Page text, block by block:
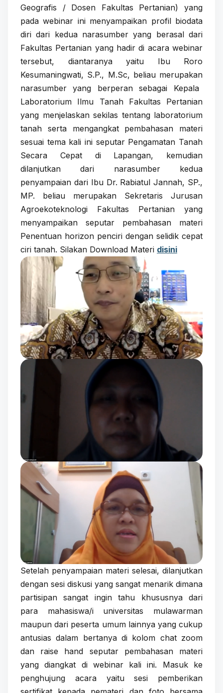
Geografis / Dosen Fakultas Pertanian) yang
pada webinar ini menyampaikan profil biodata
diri dari kedua narasumber yang berasal dari
Fakultas Pertanian yang hadir di acara webinar
tersebut, diantaranya yaitu Ibu Roro
Kesumaningwati, S.P., M.Sc, beliau merupakan
narasumber yang berperan sebagai Kepala
Laboratorium Ilmu Tanah Fakultas Pertanian
yang menjelaskan sekilas tentang laboratorium
tanah serta mengangkat pembahasan materi
sesuai tema kali ini seputar Pengamatan Tanah
Secara Cepat di Lapangan, kemudian
dilanjutkan dari narasumber kedua
penyampaian dari Ibu Dr. Rabiatul Jannah, SP.,
MP.
beliau merupakan Sekretaris Jurusan
Agroekoteknologi Fakultas Pertanian yang
menyampaikan seputar pembahasan materi
Penentuan horizon penciri dengan selidik cepat
ciri tanah. Silakan Download Materi disini
Setelah penyampaian materi selesai, dilanjutkan
dengan sesi diskusi yang sangat menarik dimana
partisipan sangat ingin tahu khususnya dari
para mahasiswa/i universitas mulawarman
maupun dari peserta umum lainnya yang cukup
antusias dalam bertanya di kolom chat zoom
dan raise hand seputar pembahasan materi
yang diangkat di webinar kali ini. Masuk ke
penghujung acara yaitu sesi pemberikan